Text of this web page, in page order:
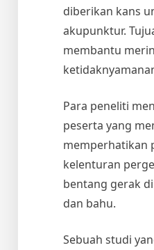
diberikan kans
akupunktur.
membantu
Para peneliti
peserta yang
memperhatikan
kelenturan
bentang gerak
dan bahu.
Sebuah studi